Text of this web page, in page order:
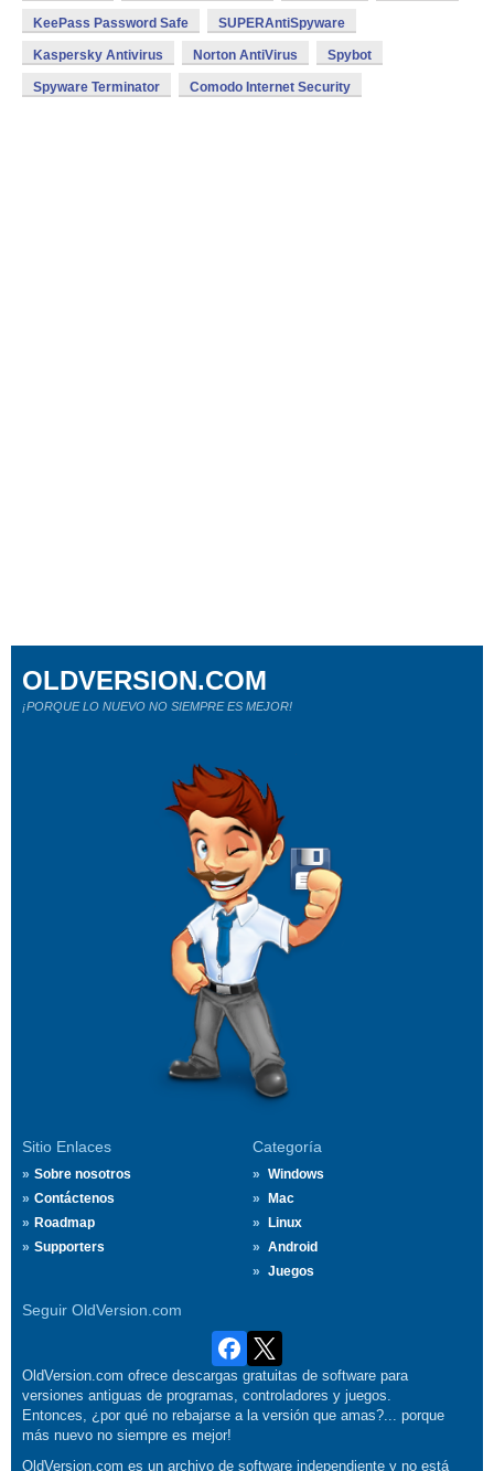
KeePass Password Safe SUPERAntiSpyware
Kaspersky Antivirus Norton AntiVirus Spybot
Spyware Terminator Comodo Internet Security
Sitio Enlaces
Sobre nosotros
Contáctenos
Roadmap
Supporters
Categoría
Windows
Mac
Linux
Android
Juegos
Seguir OldVersion.com
OLDVERSION.COM
¡PORQUE LO NUEVO NO SIEMPRE ES MEJOR!
OldVersion.com ofrece descargas gratuitas de software para
versiones antiguas de programas, controladores y juegos.
Entonces, ¿por qué no rebajarse a la versión que amas?... porque
más nuevo no siempre es mejor!
OldVersion.com es un archivo de software independiente y no está